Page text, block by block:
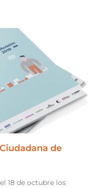
de
18 de octubre los